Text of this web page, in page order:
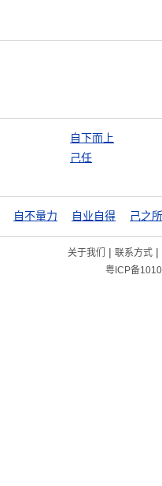
自下而上
己任
自不量力 自业自得
关于我们 | 联系方式|
粤ICP备